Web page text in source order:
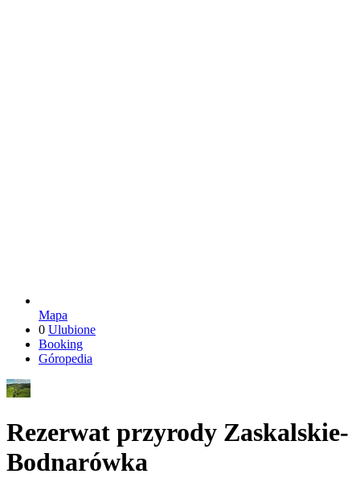
Mapa
0 Ulubione
Booking
Góropedia
Rezerwat przyrody Zaskalskie-
Bodnarówka